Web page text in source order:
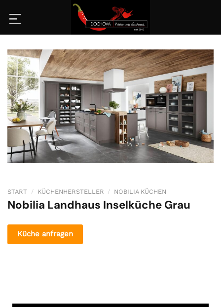
Inhalt
START / KÜCHENHERSTELLER / NOBILIA KÜCHEN
Nobilia Landhaus Inselküche Grau
Küche anfragen